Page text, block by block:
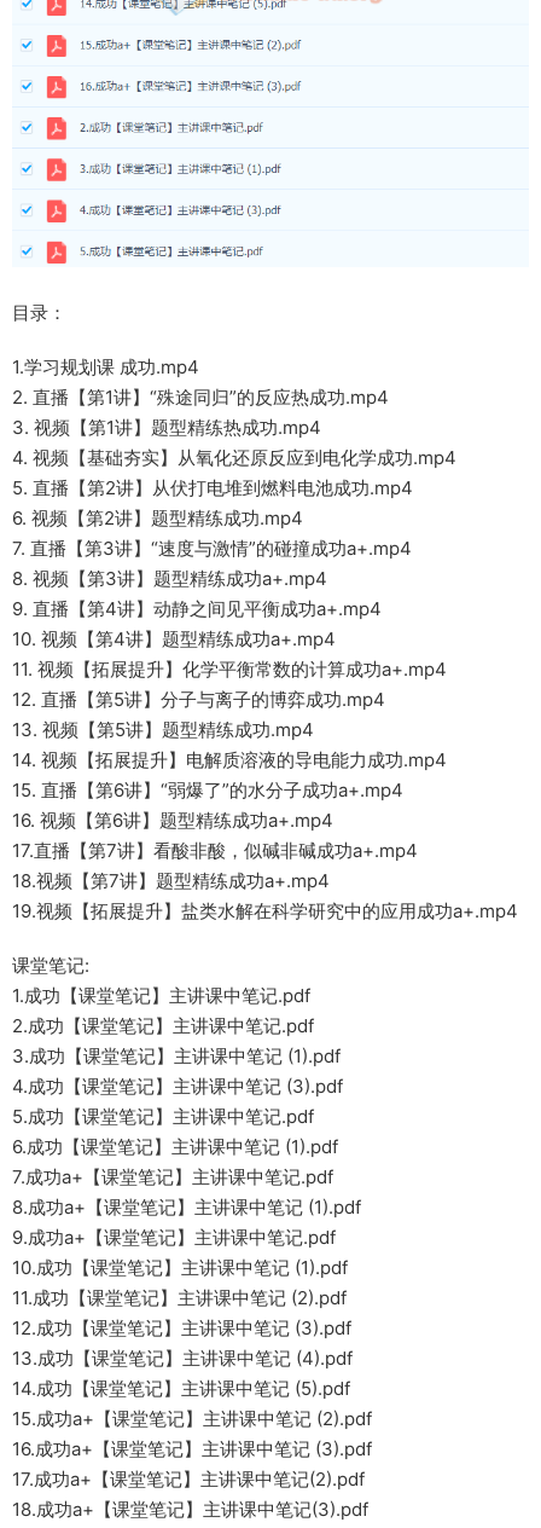
目录：
1.学习规划课 成功.mp4
2. 直播【第1讲】“殊途同归”的反应热成功.mp4
3. 视频【第1讲】题型精练热成功.mp4
4. 视频【基础夯实】从氧化还原反应到电化学成功.mp4
5. 直播【第2讲】从伏打电堆到燃料电池成功.mp4
6. 视频【第2讲】题型精练成功.mp4
7. 直播【第3讲】“速度与激情”的碰撞成功a+.mp4
8. 视频【第3讲】题型精练成功a+.mp4
9. 直播【第4讲】动静之间见平衡成功a+.mp4
10. 视频【第4讲】题型精练成功a+.mp4
11. 视频【拓展提升】化学平衡常数的计算成功a+.mp4
12. 直播【第5讲】分子与离子的博弈成功.mp4
13. 视频【第5讲】题型精练成功.mp4
14. 视频【拓展提升】电解质溶液的导电能力成功.mp4
15. 直播【第6讲】“弱爆了”的水分子成功a+.mp4
16. 视频【第6讲】题型精练成功a+.mp4
17.直播【第7讲】看酸非酸，似碱非碱成功a+.mp4
18.视频【第7讲】题型精练成功a+.mp4
19.视频【拓展提升】盐类水解在科学研究中的应用成功a+.mp4
课堂笔记:
1.成功【课堂笔记】主讲课中笔记.pdf
2.成功【课堂笔记】主讲课中笔记.pdf
3.成功【课堂笔记】主讲课中笔记 (1).pdf
4.成功【课堂笔记】主讲课中笔记 (3).pdf
5.成功【课堂笔记】主讲课中笔记.pdf
6.成功【课堂笔记】主讲课中笔记 (1).pdf
7.成功a+【课堂笔记】主讲课中笔记.pdf
8.成功a+【课堂笔记】主讲课中笔记 (1).pdf
9.成功a+【课堂笔记】主讲课中笔记.pdf
10.成功【课堂笔记】主讲课中笔记 (1).pdf
11.成功【课堂笔记】主讲课中笔记 (2).pdf
12.成功【课堂笔记】主讲课中笔记 (3).pdf
13.成功【课堂笔记】主讲课中笔记 (4).pdf
14.成功【课堂笔记】主讲课中笔记 (5).pdf
15.成功a+【课堂笔记】主讲课中笔记 (2).pdf
16.成功a+【课堂笔记】主讲课中笔记 (3).pdf
17.成功a+【课堂笔记】主讲课中笔记(2).pdf
18.成功a+【课堂笔记】主讲课中笔记(3).pdf